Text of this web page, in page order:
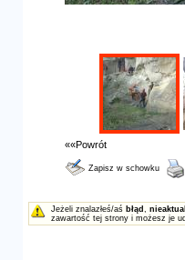
««Powrót
Zapisz w schowku
Jeżeli znalazłeś/aś błąd ,
zawartość tej strony i możesz je